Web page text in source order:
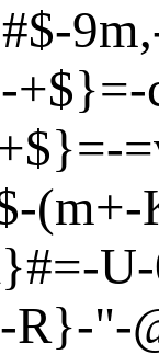
#$-9m,
-+$}=-
=-
-(m+-
#=-U
-R}-"-